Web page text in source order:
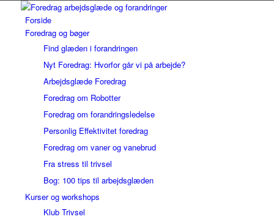
Forside
Foredrag og bøger
Find glæden i forandringen
Nyt Foredrag: Hvorfor går vi på arbejde?
Arbejdsglæde Foredrag
Foredrag om Robotter
Foredrag om forandringsledelse
Personlig Effektivitet foredrag
Foredrag om vaner og vanebrud
Fra stress til trivsel
Bog: 100 tips til arbejdsglæden
Kurser og workshops
Klub Trivsel